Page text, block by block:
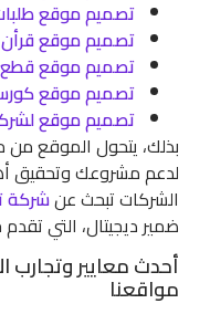
تصميم موقع طلبات
تصميم موقع قرأن
تصميم موقع قطع
تصميم موقع
تصميم موقع
بذلك، يتحول الموقع
لدعم مشروعك وتحقيق
الشركات تبحث عنشركة
ضمير ديجيتال، التي تقدم
أحدث معايير وتجارب
مواقعنا